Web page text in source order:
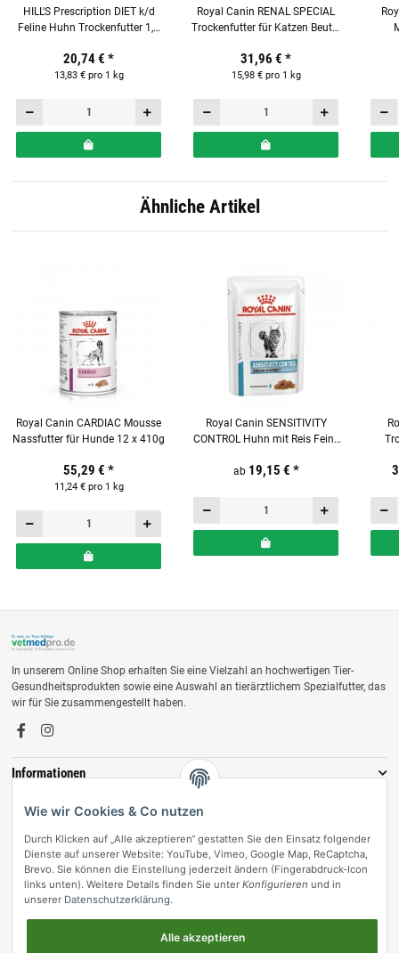
HILL'S Prescription DIET k/d
Feline Huhn Trockenfutter 1,5
20,74 € *
13,83 € pro 1 kg
Royal Canin RENAL SPECIAL
Trockenfutter für Katzen Beutel
31,96 € *
15,98 € pro 1 kg
Ähnliche Artikel
Royal Canin CARDIAC Mousse
Nassfutter für Hunde 12 x 410g
55,29 € *
11,24 € pro 1 kg
Royal Canin SENSITIVITY
CONTROL Huhn mit Reis Feine
Frischebeutel für Katzen
ab 19,15 € *
In unserem Online Shop erhalten Sie eine Vielzahl an hochwertigen Tier-
Gesundheitsprodukten sowie eine Auswahl an tierärztlichem Spezialfutter, das
wir für Sie zusammengestellt haben.
Informationen
Zahlungsmöglichkeiten
Wie wir Cookies & Co nutzen
Durch Klicken auf „Alle akzeptieren“ gestatten Sie den Einsatz folgender
Dienste auf unserer Website: YouTube, Vimeo, Google Map, ReCaptcha,
Brevo. Sie können die Einstellung jederzeit ändern (Fingerabdruck-Icon
links unten). Weitere Details finden Sie unter Konfigurieren und in
unserer Datenschutzerklärung.
Alle akzeptieren